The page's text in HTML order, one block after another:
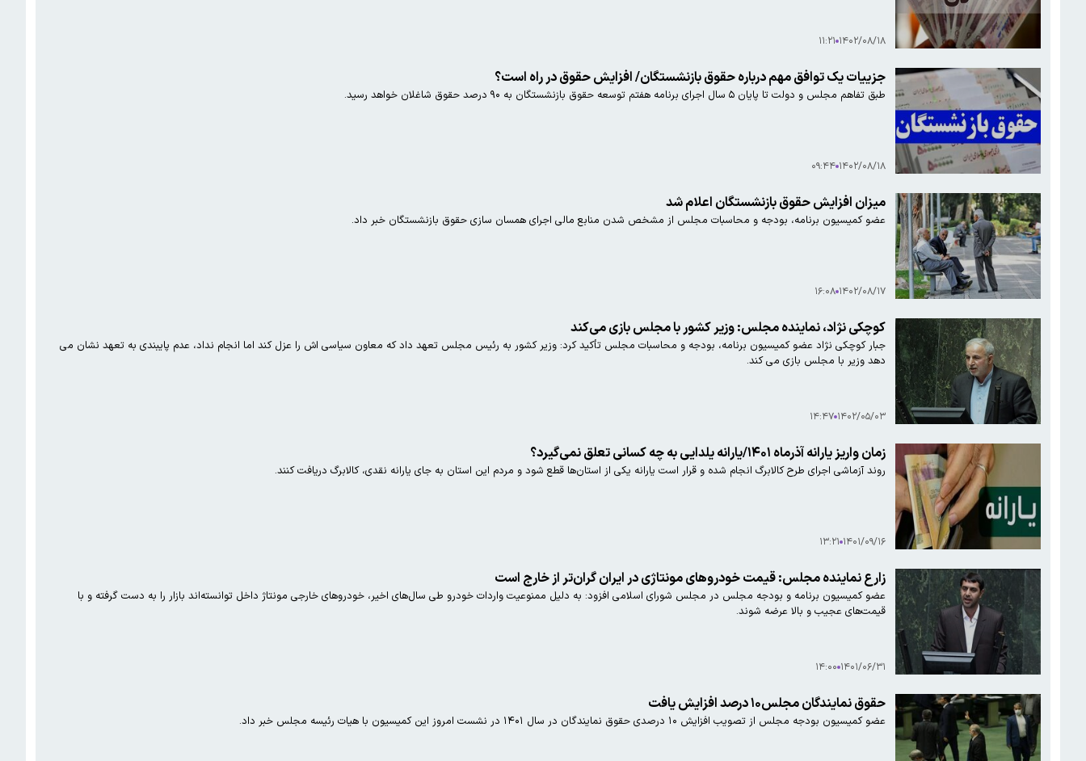
۱۴۰۲/۰۸/۱۸ ۱۱:۲۱
جزییات یک توافق مهم درباره حقوق بازنشستگان/ افزایش حقوق در راه است؟
طبق تفاهم مجلس و دولت تا پایان ۵ سال اجرای برنامه هفتم توسعه حقوق بازنشستگان به ۹۰ درصد حقوق شاغلان خواهد رسید.
۱۴۰۲/۰۸/۱۸ ۰۹:۴۴
میزان افزایش حقوق بازنشستگان اعلام شد
عضو کمیسیون برنامه، بودجه و محاسبات مجلس از مشخص شدن منابع مالی اجرای همسان سازی حقوق بازنشستگان خبر داد.
۱۴۰۲/۰۸/۱۷ ۱۶:۰۸
کوچکی نژاد، نماینده مجلس: وزیر کشور با مجلس بازی می‌کند
جبار کوچکی نژاد عضو کمیسیون برنامه، بودجه و محاسبات مجلس تأکید کرد: وزیر کشور به رئیس مجلس تعهد داد که معاون سیاسی اش را عزل کند اما انجام نداد، عدم پایبندی به تعهد نشان می
دهد وزیر با مجلس بازی می کند.
۱۴۰۲/۰۵/۰۳ ۱۴:۴۷
زمان واریز یارانه آذرماه ۱۴۰۱/یارانه یلدایی به چه کسانی تعلق نمی‌گیرد؟
روند آزماشی اجرای طرح کالابرگ انجام شده و قرار است یارانه یکی از استان‌ها قطع شود و مردم این استان به جای یارانه نقدی، کالابرگ دریافت کنند.
۱۴۰۱/۰۹/۱۶ ۱۳:۲۱
زارع نماینده مجلس: قیمت خودروهای مونتاژی در ایران گران‌تر از خارج است
عضو کمیسیون برنامه و بودجه مجلس در مجلس شورای اسلامی افزود: به دلیل ممنوعیت واردات خودرو طی سال‌های اخیر، خودروهای خارجی مونتاژ داخل توانسته‌اند بازار را به دست گرفته و با
قیمت‌های عجیب و بالا عرضه شوند.
۱۴۰۱/۰۶/۳۱ ۱۴:۰۰
حقوق نمایندگان مجلس۱۰ درصد افزایش یافت
عضو کمیسیون بودجه مجلس از تصویب افزایش ۱۰ درصدی حقوق نمایندگان در سال ۱۴۰۱ در نشست امروز این کمیسیون با هیات رئیسه مجلس خبر داد.